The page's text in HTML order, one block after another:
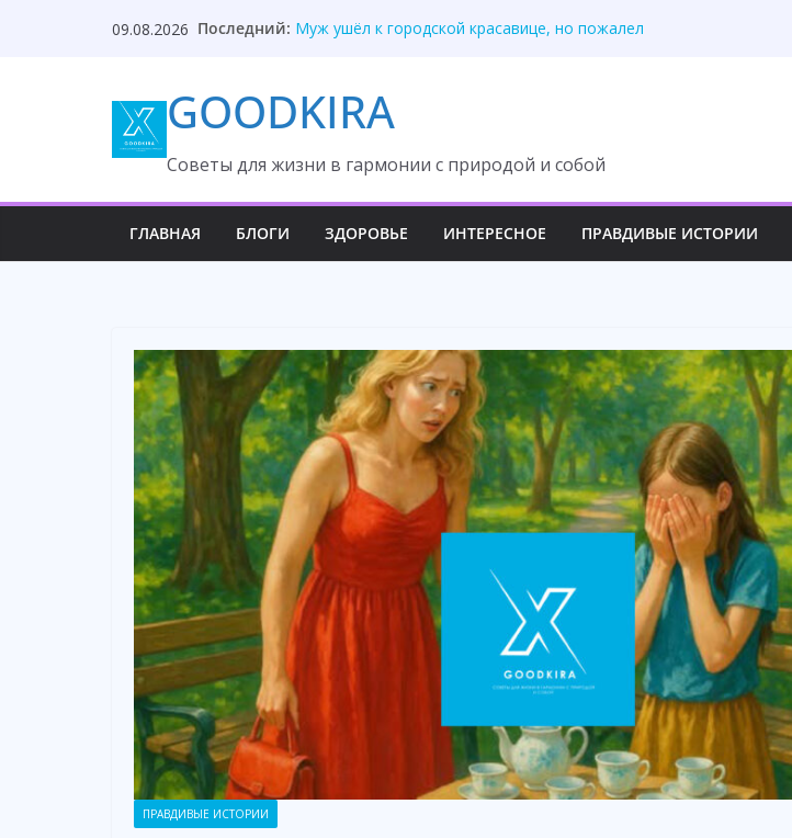
09.08.2026 Последний: Невестка переписала квартиру совсем не так
Молчи, неотесанная колхоза! – орал муж
Надежда знала правду о тайных поездках мужа
GOODKIRA
Cоветы для жизни в гармонии с природой и собой
ГЛАВНАЯ БЛОГИ ЗДОРОВЬЕ ИНТЕРЕСНОЕ ПРАВДИВЫЕ ИСТОРИИ
ПРАВДИВЫЕ ИСТОРИИ